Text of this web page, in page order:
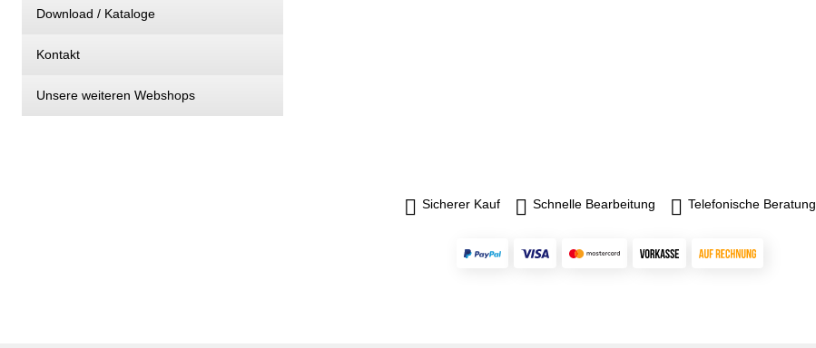
Download / Kataloge
Kontakt
Unsere weiteren Webshops
Sicherer Kauf Schnelle Bearbeitung Telefonische Beratung